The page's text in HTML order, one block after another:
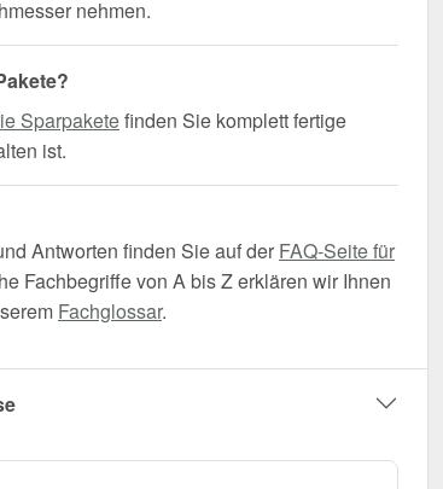
nehmen.
Sparpaketefinden Sie komplett fertige
ist.
Antworten finden Sie auf der FAQ-Seite für
Fachbegriffe von A bis Z erklären wir Ihnen
Fachglossar.